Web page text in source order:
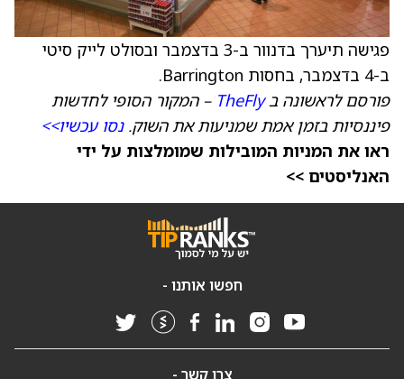
פגישה תיערך בדנוור ב-3 בדצמבר ובסולט לייק סיטי
ב-4 בדצמבר, בחסות Barrington.
פורסם לראשונה בTheFly – המקור הסופי לחדשות
פיננסיות בזמן אמת שמניעות את השוק.נסו עכשיו>>
ראו את המניות המובילות שמומלצות על ידי
האנליסטים >>
חפשו אותנו -
צרו קשר -